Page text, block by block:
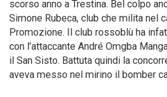
scorso anno a Trestina. Bel colpo
Simone Rubeca, club che milita nel
Promozione. Il club rossoblù ha
con l’attaccante André Omgba
il San Sisto. Battuta quindi la
aveva messo nel mirino il bomber